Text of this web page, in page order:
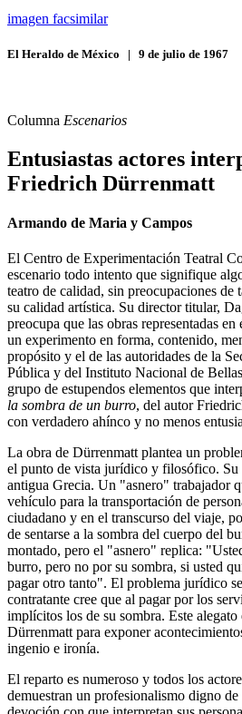
imagen facsimilar
El Heraldo de México | 9 de julio de 1967
Columna Escenarios
Entusiastas actores
Friedrich Dürrenmatt
Armando de Maria y Campos
El Centro de Experimentación Teatral
escenario todo intento que signifique
teatro de calidad, sin preocupaciones de
su calidad artística. Su director titular,
preocupa que las obras representadas en
un experimento en forma, contenido,
propósito y el de las autoridades de la
Pública y del Instituto Nacional de
grupo de estupendos elementos que
la sombra de un burro, del autor
con verdadero ahínco y no menos
La obra de Dürrenmatt plantea un
el punto de vista jurídico y filosófico. Su
antigua Grecia. Un "asnero" trabajador
vehículo para la transportación de
ciudadano y en el transcurso del viaje,
de sentarse a la sombra del cuerpo del
montado, pero el "asnero" replica:
burro, pero no por su sombra, si usted
pagar otro tanto". El problema jurídico
contratante cree que al pagar por los
implícitos los de su sombra. Este
Dürrenmatt para exponer
ingenio e ironía.
El reparto es numeroso y todos los
demuestran un profesionalismo digno